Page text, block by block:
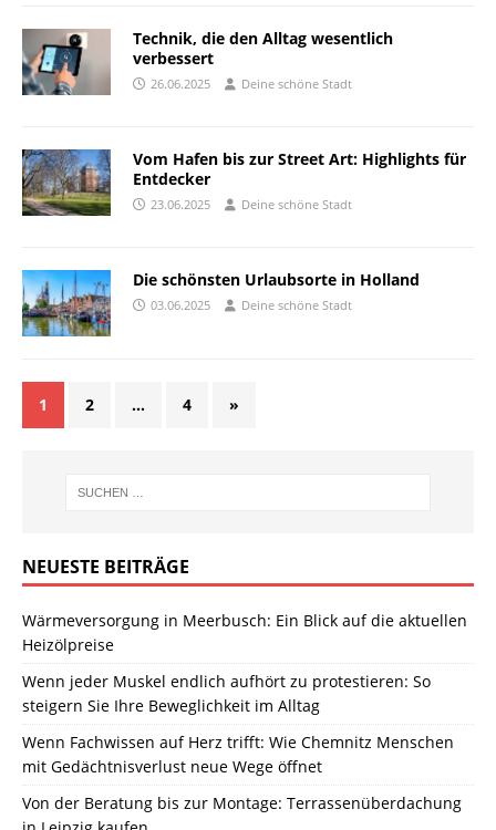
Technik, die den Alltag wesentlich
verbessert
26.06.2025 Deine schöne Stadt
Vom Hafen bis zur Street Art: Highlights für
Entdecker
23.06.2025 Deine schöne Stadt
Die schönsten Urlaubsorte in Holland
03.06.2025 Deine schöne Stadt
1 2 … 4 »
NEUESTE BEITRÄGE
Wärmeversorgung in Meerbusch: Ein Blick auf die aktuellen
Heizölpreise
Wenn jeder Muskel endlich aufhört zu protestieren: So
steigern Sie Ihre Beweglichkeit im Alltag
Wenn Fachwissen auf Herz trifft: Wie Chemnitz Menschen
mit Gedächtnisverlust neue Wege öffnet
Von der Beratung bis zur Montage: Terrassenüberdachung